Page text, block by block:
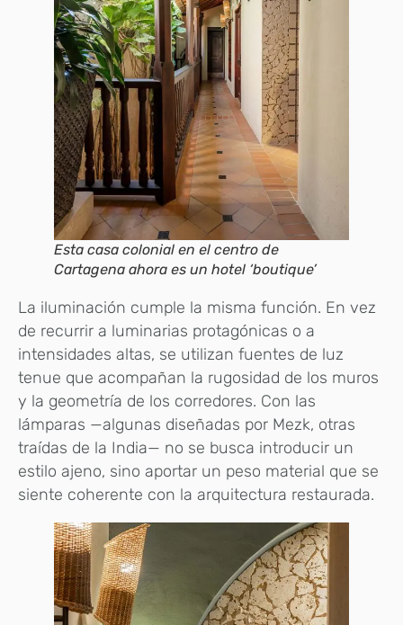
Esta casa colonial en el centro de
Cartagena ahora es un hotel ‘boutique’
La iluminación cumple la misma función. En vez
de recurrir a luminarias protagónicas o a
intensidades altas, se utilizan fuentes de luz
tenue que acompañan la rugosidad de los muros
y la geometría de los corredores. Con las
lámparas —algunas diseñadas por Mezk, otras
traídas de la India— no se busca introducir un
estilo ajeno, sino aportar un peso material que se
siente coherente con la arquitectura restaurada.